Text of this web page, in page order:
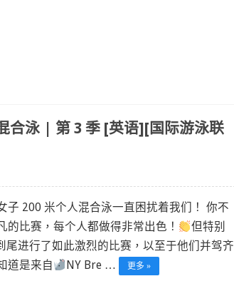
合泳 | 第 3 季 [英语][国际游泳联
子 200 米个人混合泳一直困扰着我们！ 你不
的比赛，每个人都做得非常出色！
但特别
尾进行了如此激烈的比赛，以至于他们并驾齐
道是来自 NY Bre … 更多 »